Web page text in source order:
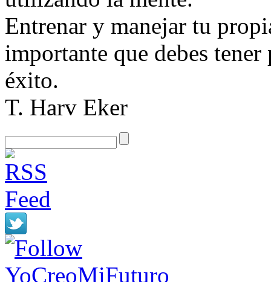
Entrenar y manejar tu
importante que debes
éxito.
T. Harv Eker